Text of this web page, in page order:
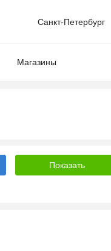
Санкт-Петербург
Магазины